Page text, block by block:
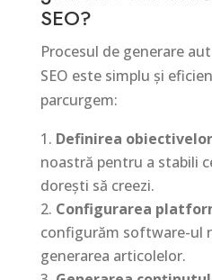
SEO?
Procesul de generare
SEO este simplu și
parcurgem:
Definirea
noastră pentru a stabili
dorești să creezi.
Configurarea
configurăm software-ul
generarea articolelor.